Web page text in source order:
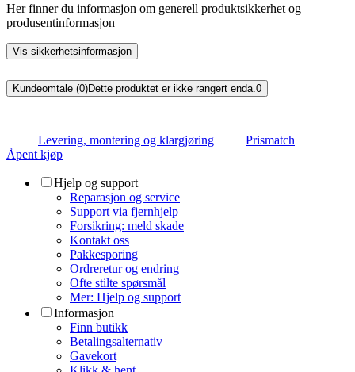
Her finner du informasjon om generell produktsikkerhet og
produsentinformasjon
Vis sikkerhetsinformasjon
Kundeomtale (0)Dette produktet er ikke rangert enda. 0
Levering, montering og klargjøring
Prismatch
Åpent kjøp
Hjelp og support
Reparasjon og service
Support via fjernhjelp
Forsikring: meld skade
Kontakt oss
Pakkesporing
Ordreretur og endring
Ofte stilte spørsmål
Mer: Hjelp og support
Informasjon
Finn butikk
Betalingsalternativ
Gavekort